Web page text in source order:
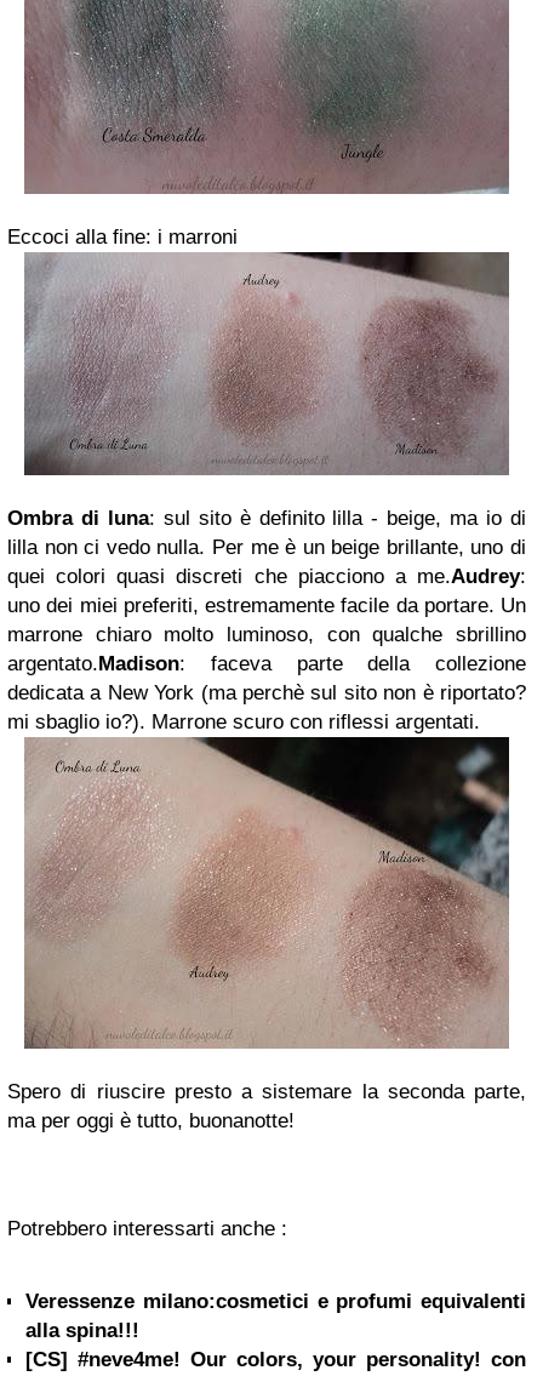
Eccoci alla fine: i marroni
Ombra di luna: sul sito è definito lilla - beige, ma io di
lilla non ci vedo nulla. Per me è un beige brillante, uno di
quei colori quasi discreti che piacciono a me.Audrey:
uno dei miei preferiti, estremamente facile da portare. Un
marrone chiaro molto luminoso, con qualche sbrillino
argentato.Madison: faceva parte della collezione
dedicata a New York (ma perchè sul sito non è riportato?
mi sbaglio io?). Marrone scuro con riflessi argentati.
Spero di riuscire presto a sistemare la seconda parte,
ma per oggi è tutto, buonanotte!
Potrebbero interessarti anche :
Veressenze milano:cosmetici e profumi equivalenti
alla spina!!!
[CS] #neve4me! Our colors, your personality! con